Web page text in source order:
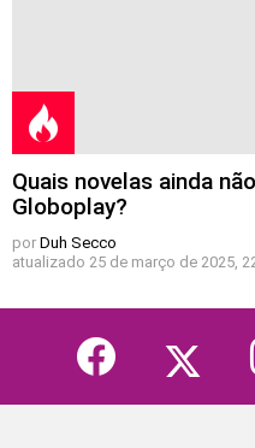
Quais novelas ainda
Globoplay?
por Duh Secco
atualizado 25 de março de 2025,
facebook